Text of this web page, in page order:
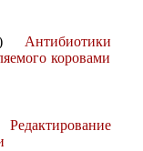
Антибиотики
коровами
Редактирование